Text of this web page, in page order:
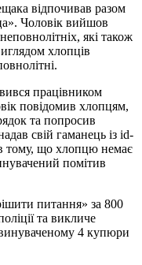
відпочивав разом
Чоловік вийшов
які також
хлопців
працівником
повідомив хлопцям,
та попросив
свій гаманець із id-
тому, що хлопцю немає
помітив
питання» за 800
та викличе
4 купюри